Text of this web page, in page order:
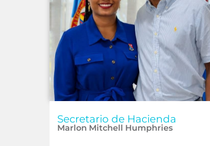
Secretario de Hacienda
Marlon Mitchell Humphries